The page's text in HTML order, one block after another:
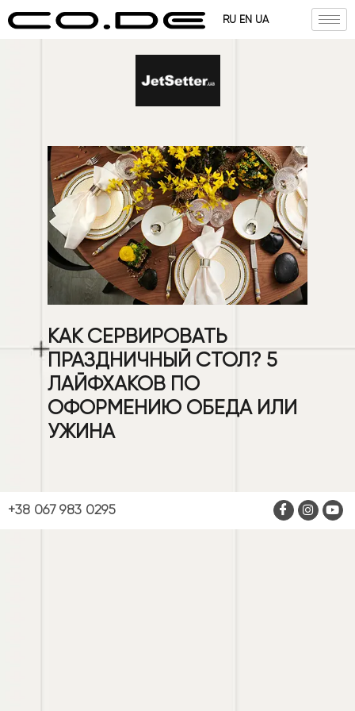
RU EN UA
КАК СЕРВИРОВАТЬ
ПРАЗДНИЧНЫЙ СТОЛ? 5
ЛАЙФХАКОВ ПО
ОФОРМЕНИЮ ОБЕДА ИЛИ
УЖИНА
+38 067 983 0295